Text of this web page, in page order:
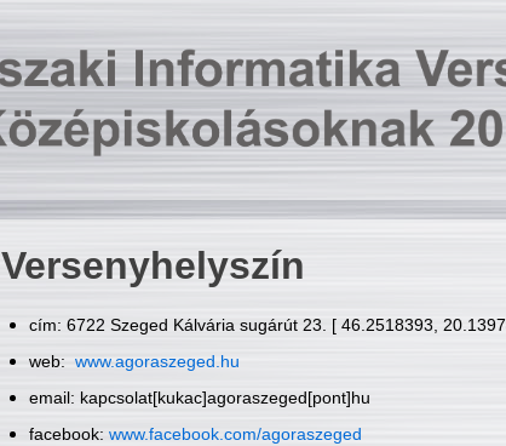
Versenyhelyszín
cím: 6722 Szeged Kálvária sugárút 23. [ 46.2518393,
web: www.agoraszeged.hu
email: kapcsolat[kukac]agoraszeged[pont]hu
facebook: www.facebook.com/agoraszeged